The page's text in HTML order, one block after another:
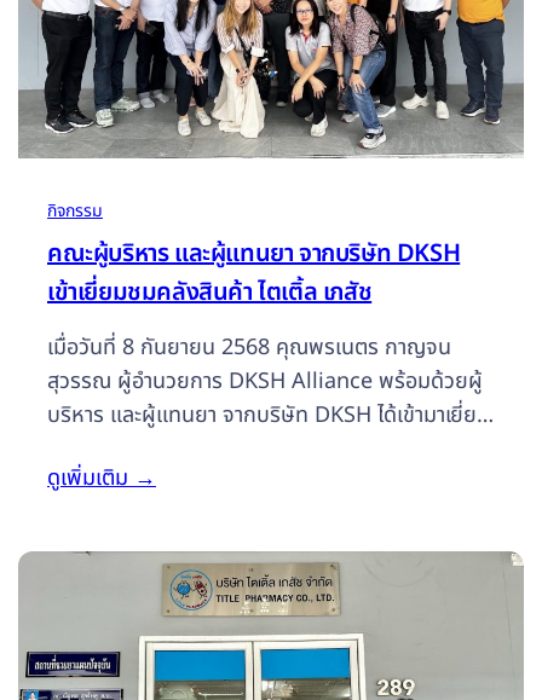
กิจกรรม
คณะผู้บริหาร และผู้แทนยา จากบริษัท DKSH
เข้าเยี่ยมชมคลังสินค้า ไตเติ้ล เภสัช
เมื่อวันที่ 8 กันยายน 2568 คุณพรเนตร กาญจน
สุวรรณ ผู้อำนวยการ DKSH Alliance พร้อมด้วยผู้
บริหาร และผู้แทนยา จากบริษัท DKSH ได้เข้ามาเยี่ยม
พูดคุยแลกเปลี่ยนประสบการณ์ เยี่ยมชมคลังในส่วน
ขายส่งของร้านด้วย ทางบริษัท ไตเติ้ล เภสัช จำกัด ขอ
ขอบคุณ บริษัท ดีเคเอสเอช (ประเทศไทย) จำกัด ที่ให้
เกียรติมาแลกเปลี่ยนประสบการณ์ในครั้งนี้ เราจะ
พัฒนาอย่างต่อเนื่อง เพื่อประโยชน์สูงสุดของคนไข้ต่อ
ไป
ดูเพิ่มเติม→